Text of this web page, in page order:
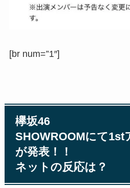
[br num=”1″]
欅坂46
SHOWROOMにて1st
が発表！！
ネットの反応は？